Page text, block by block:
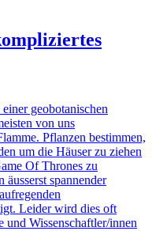
geobotanischen
von uns
Pflanzen bestimmen,
um die Häuser zu ziehen
Of Thrones zu
spannender
Leider wird dies oft
und Wissenschaftler/innen